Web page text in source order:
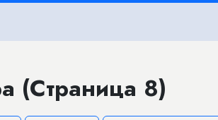
(Страница 8)